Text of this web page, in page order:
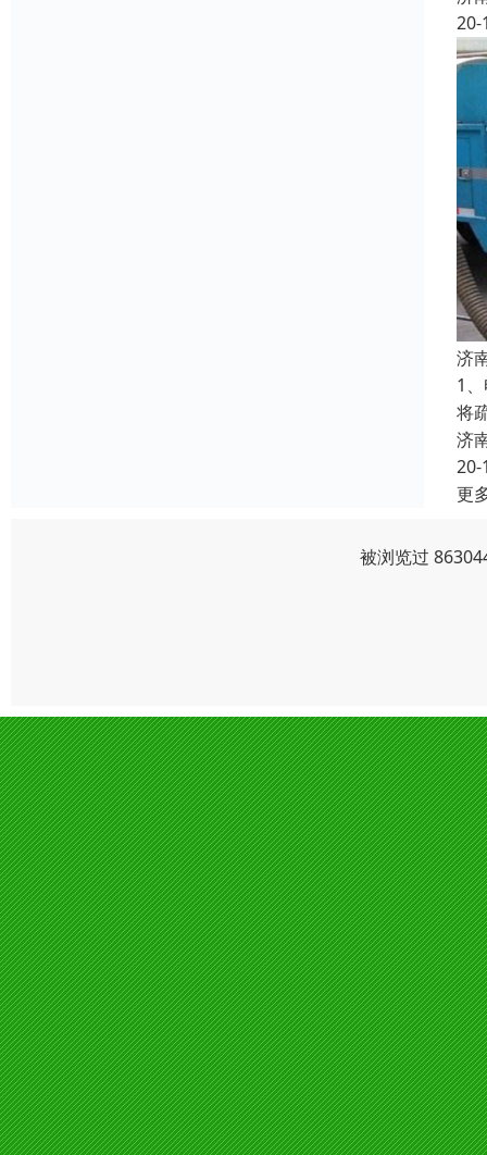
20-
济
1
将
济
20-
更
被浏览过